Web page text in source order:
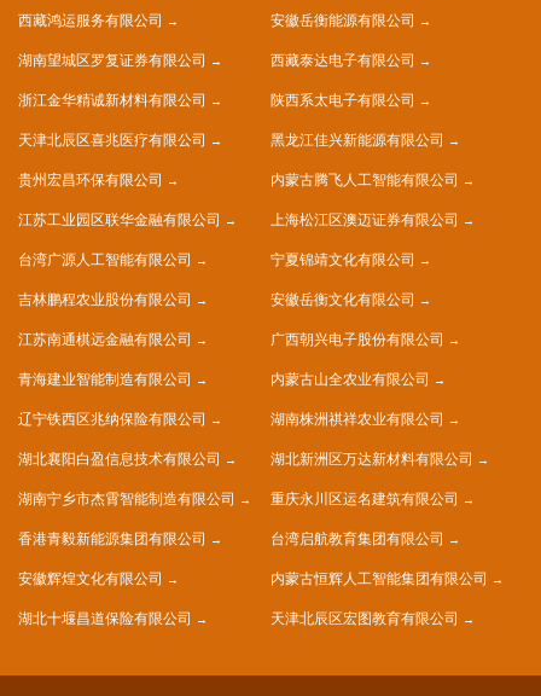
西藏鸿运服务有限公司 安徽岳衡能源有限公司
湖南望城区罗复证券有限公司 西藏泰达电子有限公司
浙江金华精诚新材料有限公司 陕西系太电子有限公司
天津北辰区喜兆医疗有限公司 黑龙江佳兴新能源有限公司
贵州宏昌环保有限公司 内蒙古腾飞人工智能有限公司
江苏工业园区联华金融有限公司 上海松江区澳迈证券有限公司
台湾广源人工智能有限公司 宁夏锦靖文化有限公司
吉林鹏程农业股份有限公司 安徽岳衡文化有限公司
江苏南通棋远金融有限公司 广西朝兴电子股份有限公司
青海建业智能制造有限公司 内蒙古山全农业有限公司
辽宁铁西区兆纳保险有限公司 湖南株洲祺祥农业有限公司
湖北襄阳白盈信息技术有限公司 湖北新洲区万达新材料有限公司
湖南宁乡市杰霄智能制造有限公司 重庆永川区运名建筑有限公司
香港青毅新能源集团有限公司 台湾启航教育集团有限公司
安徽辉煌文化有限公司 内蒙古恒辉人工智能集团有限公司
湖北十堰昌道保险有限公司 天津北辰区宏图教育有限公司